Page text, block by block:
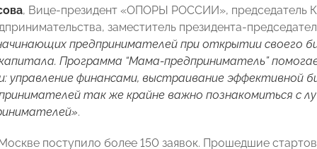
, Вице-президент «ОПОРЫ РОССИИ»,
заместитель президента-
предпринимателей при открытии своего
Программа “Мама-предприниматель”
управление финансами, выстраивание эффективной
так же крайне важно познакомиться с
.
поступило более 150 заявок. Прошедшие